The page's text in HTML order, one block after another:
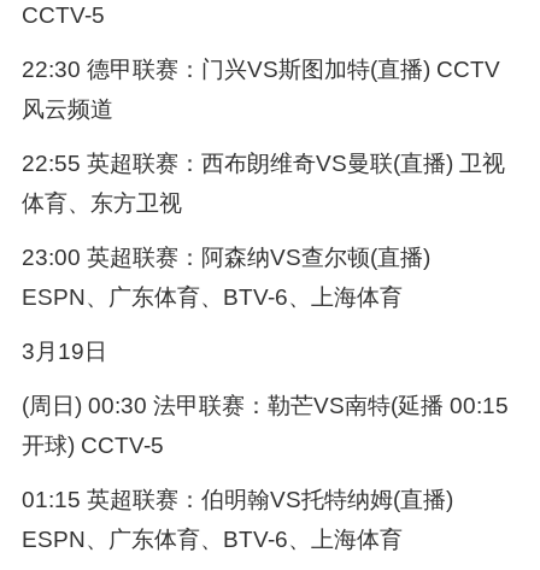
CCTV-5
22:30 德甲联赛：门兴VS斯图加特(直播) CCTV
风云频道
22:55 英超联赛：西布朗维奇VS曼联(直播) 卫视
体育、东方卫视
23:00 英超联赛：阿森纳VS查尔顿(直播)
ESPN、广东体育、BTV-6、上海体育
3月19日
(周日) 00:30 法甲联赛：勒芒VS南特(延播 00:15
开球) CCTV-5
01:15 英超联赛：伯明翰VS托特纳姆(直播)
ESPN、广东体育、BTV-6、上海体育